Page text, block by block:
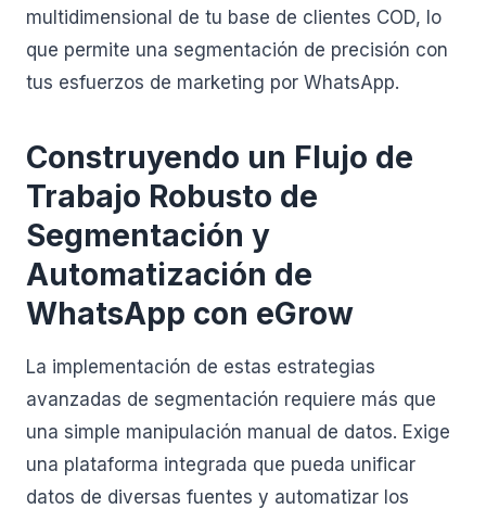
multidimensional de tu base de clientes COD, lo
que permite una segmentación de precisión con
tus esfuerzos de marketing por WhatsApp.
Construyendo un Flujo de
Trabajo Robusto de
Segmentación y
Automatización de
WhatsApp con eGrow
La implementación de estas estrategias
avanzadas de segmentación requiere más que
una simple manipulación manual de datos. Exige
una plataforma integrada que pueda unificar
datos de diversas fuentes y automatizar los